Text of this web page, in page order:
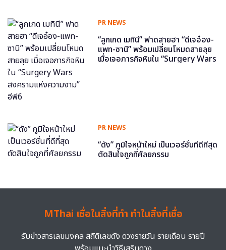
PR NEWS
“ลูกเกด เมทินี” ฟาดสายฮา “ดีเจอ๋อง-
แพท-ซานิ” พร้อมเปลี่ยนโหมดสายลุย
เมื่อเจอภารกิจหินใน “Surgery Wars
PR NEWS
“ดัง” ภูมิใจหน้าใหม่ เป็นเวอร์ชั่นที่ดีที่สุด
ตัดสินใจถูกที่ศัลยกรรม
MThai เชื่อในสิ่งที่ทำ ทำในสิ่งที่เชื่อ
รับข่าวสารเลขมงคล สถิติเลขดัง ดวงรายวัน รายเดือน รายปี